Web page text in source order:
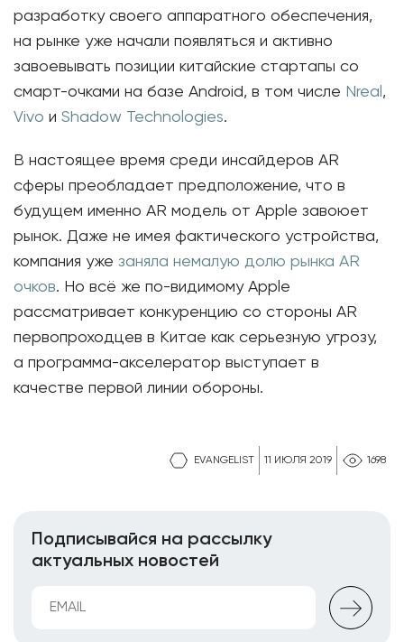
EVANGELIST 11 ИЮЛЯ 2019 1698
разработку своего аппаратного обеспечения,
на рынке уже начали появляться и активно
завоевывать позиции китайские стартапы со
смарт-очками на базе Android, в том числе Nreal ,
Vivo и Shadow Technologies.
В настоящее время среди инсайдеров AR
сферы преобладает предположение, что в
будущем именно AR модель от Apple завоюет
рынок. Даже не имея фактического устройства,
компания уже заняла немалую долю рынка AR
очков. Но всё же по-видимому Apple
рассматривает конкуренцию со стороны AR
первопроходцев в Китае как серьезную угрозу,
а программа-акселератор выступает в
качестве первой линии обороны.
Подписывайся на рассылку
актуальных новостей